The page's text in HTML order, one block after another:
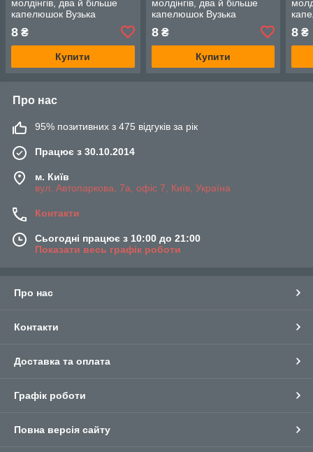
молдінгів, два й більше
капелюшок Вузька
Insight
8 ₴
Купити
молдінгів, два й більше
капелюшок Вузька
Insight
8₴
Купити
8 ₴
Про нас
95% позитивних з 475 відгуків за рік
Працює з 30.10.2014
м. Київ
вул. Автопаркова, 7а, офіс 7, Київ, Україна
Контакти
Сьогодні працює з 10:00 до 21:00
Показати весь графік роботи
Про нас
Контакти
Доставка та оплата
Графік роботи
Повна версія сайту